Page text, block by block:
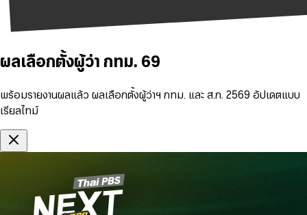
ผลเลือกตั้งผู้ว่า กทม. 69
พร้อมรายงานผลแล้ว ผลเลือกตั้งผู้ว่าฯ กทม. และ ส.ก. 2569 อัปเดตแบบ
เรียลไทม์